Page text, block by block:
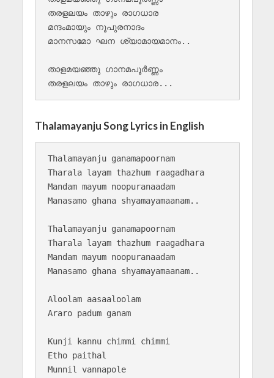
തരളലയം താഴും രാഗധാര
മന്ദംമായും നൂപുരനാദം
മാനസമോ ഘന ശ്യാമായമാനം..
താളമയഞ്ഞു ഗാനമപൂർണ്ണം
Thalamayanju Song Lyrics in English
Thalamayanju ganamapoornam
Tharala layam thazhum raagadhara
Mandam mayum noopuranaadam
Manasamo ghana shyamayamaanam..
Thalamayanju ganamapoornam
Tharala layam thazhum raagadhara
Mandam mayum noopuranaadam
Manasamo ghana shyamayamaanam..
Aloolam aasaaloolam
Araro padum ganam
Kunji kannu chimmi chimmi
Etho paithal
Munnil vannapole